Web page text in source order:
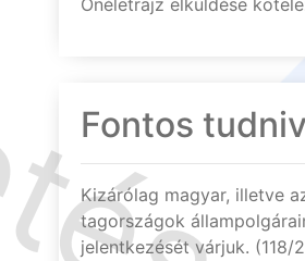
Önéletrajz elküldése
Fontos
Kizárólag magyar, illetve
tagországok
jelentkezését várjuk. (118/